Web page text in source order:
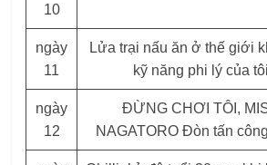
10
ngày
11
Lửa trại nấu ăn ở thế giới
kỹ năng phi lý của tôi
ngày
12
ĐỪNG CHƠI TÔI,
NAGATORO Đòn tấn